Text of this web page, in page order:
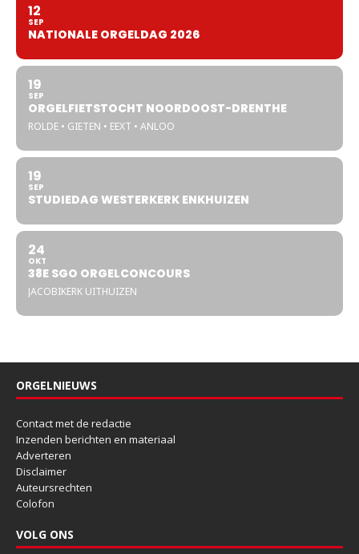
12
SEP
NATIONALE ORGELDAG 2026
19
SEP
ORGELFIETSTOCHT NOORDOOST-DRENTHE
ROLDE • GIETEN • EEXT • ANLOO
19
SEP
STUDIEDAG WESTERKERK ENKHUIZEN
24
OKT
38E SGO ORGELCONCOURS
JACOBIKERK UITHUIZEN
ORGELNIEUWS
Contact met de redactie
Inzenden berichten en materiaal
Adverteren
Disclaimer
Auteursrechten
Colofon
VOLG ONS